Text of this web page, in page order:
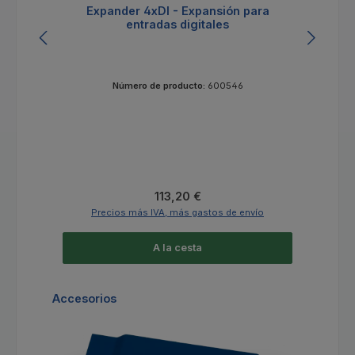
Expander 4xDI - Expansión para
entradas digitales
Número de producto: 600546
Precio normal:
113,20 €
Precios más IVA, más gastos de envío
A la cesta
Omitir la galería de productos
Accesorios